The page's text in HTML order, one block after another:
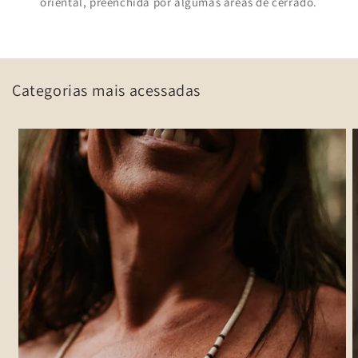
Categorias mais acessadas